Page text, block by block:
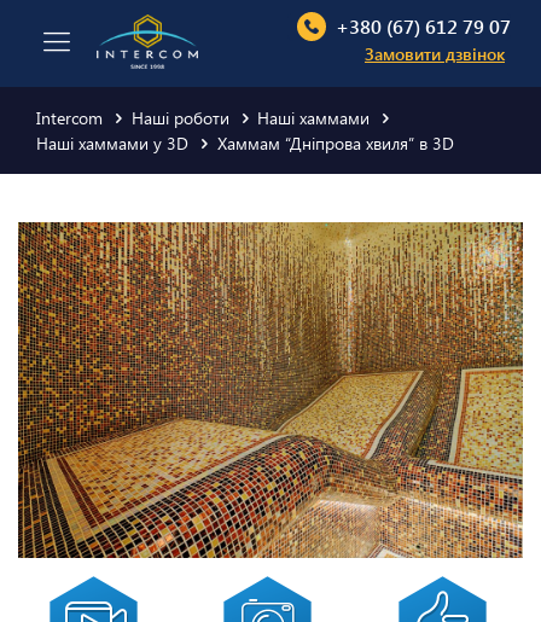
+380 (67) 612 79 07
Замовити дзвінок
Intercom Наші роботи
Наші хаммами
Наші хаммами у 3D
Хаммам “Дніпрова хвиля” в 3D